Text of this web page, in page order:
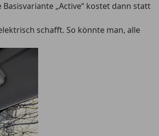
„Active“ kostet dann statt
schafft. So könnte man, alle